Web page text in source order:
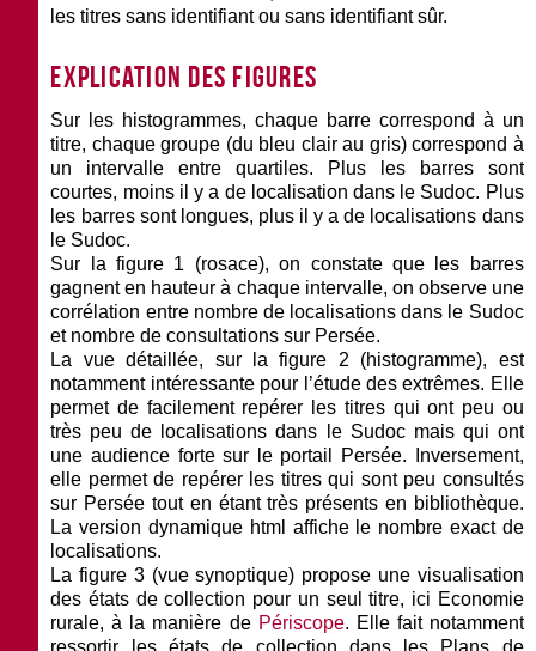
les titres sans identifiant ou sans identifiant sûr.
Explication des figures
Sur les histogrammes, chaque barre correspond à un
titre, chaque groupe (du bleu clair au gris) correspond à
un intervalle entre quartiles. Plus les barres sont
courtes, moins il y a de localisation dans le Sudoc. Plus
les barres sont longues, plus il y a de localisations dans
le Sudoc.
Sur lafigure 1 (rosace), on constate que les barres
gagnent en hauteur à chaque intervalle, on observe une
corrélation entre nombre de localisations dans le Sudoc
et nombre de consultations sur Persée.
La vue détaillée, sur lafigure 2 (histogramme), est
notamment intéressante pour l’étude des extrêmes. Elle
permet de facilement repérer les titres qui ont peu ou
très peu de localisations dans le Sudoc mais qui ont
une audience forte sur le portail Persée. Inversement,
elle permet de repérer les titres qui sont peu consultés
sur Persée tout en étant très présents en bibliothèque.
La version dynamique html affiche le nombre exact de
localisations.
Lafigure 3 (vue synoptique) propose une visualisation
des états de collection pour un seul titre, ici Economie
rurale, à la manière de Périscope. Elle fait notamment
ressortir les états de collection dans les Plans de